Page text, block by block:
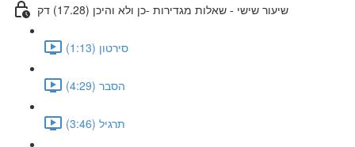
שיעור שישי - שאלות מגדירות -כן ולא והיכן (17.28) דק
סירטון (1:13)
הסבר (4:29)
תרגיל (3:46)